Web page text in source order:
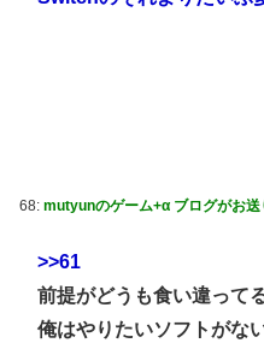
68: mutyunのゲーム+α ブログがお送
>>61
前提がどうも食い違って
俺はやりたいソフトがな